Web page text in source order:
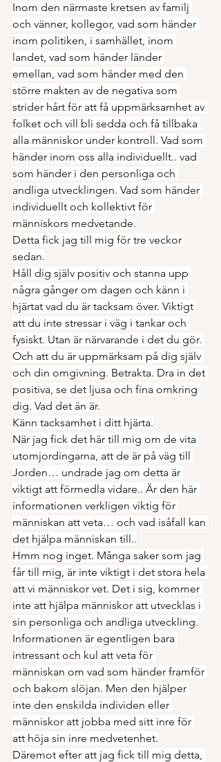
Inom den närmaste kretsen av familj
och vänner, kollegor, vad som händer
inom politiken, i samhället, inom
landet, vad som händer länder
emellan, vad som händer med den
större makten av de negativa som
strider hårt för att få uppmärksamhet av
folket och vill bli sedda och få tillbaka
alla människor under kontroll. Vad som
händer inom oss alla individuellt.. vad
som händer i den personliga och
andliga utvecklingen. Vad som händer
individuellt och kollektivt för
människors medvetande.
Detta fick jag till mig för tre veckor
sedan.
Håll dig själv positiv och stanna upp
några gånger om dagen och känn i
hjärtat vad du är tacksam över. Viktigt
att du inte stressar i väg i tankar och
fysiskt. Utan är närvarande i det du gör.
Och att du är uppmärksam på dig själv
och din omgivning. Betrakta. Dra in det
positiva, se det ljusa och fina omkring
dig. Vad det än är.
Känn tacksamhet i ditt hjärta.
När jag fick det här till mig om de vita
utomjordingarna, att de är på väg till
Jorden… undrade jag om detta är
viktigt att förmedla vidare.. Är den här
informationen verkligen viktig för
människan att veta… och vad isåfall kan
det hjälpa människan till..
Hmm nog inget. Många saker som jag
får till mig, är inte viktigt i det stora hela
att vi människor vet. Det i sig, kommer
inte att hjälpa människor att utvecklas i
sin personliga och andliga utveckling.
Informationen är egentligen bara
intressant och kul att veta för
människan om vad som händer framför
och bakom slöjan. Men den hjälper
inte den enskilda individen eller
människor att jobba med sitt inre för
att höja sin inre medvetenhet.
Däremot efter att jag fick till mig detta,